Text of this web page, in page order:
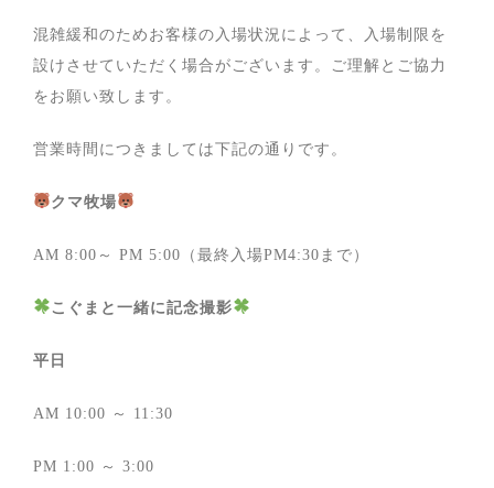
混雑緩和のためお客様の入場状況によって、入場制限を
設けさせていただく場合がございます。ご理解とご協力
をお願い致します。
営業時間につきましては下記の通りです。
クマ牧場
AM 8:00～ PM 5:00（最終入場PM4:30まで）
こぐまと一緒に記念撮影
平日
AM 10:00 ～ 11:30
PM 1:00 ～ 3:00